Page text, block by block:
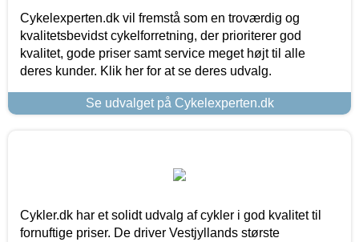
Cykelexperten.dk vil fremstå som en troværdig og
kvalitetsbevidst cykelforretning, der prioriterer god
kvalitet, gode priser samt service meget højt til alle
deres kunder. Klik her for at se deres udvalg.
Se udvalget på Cykelexperten.dk
Cykler.dk har et solidt udvalg af cykler i god kvalitet til
fornuftige priser. De driver Vestjyllands største